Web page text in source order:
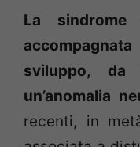
La
sviluppo,
un’anomalia
recenti, in